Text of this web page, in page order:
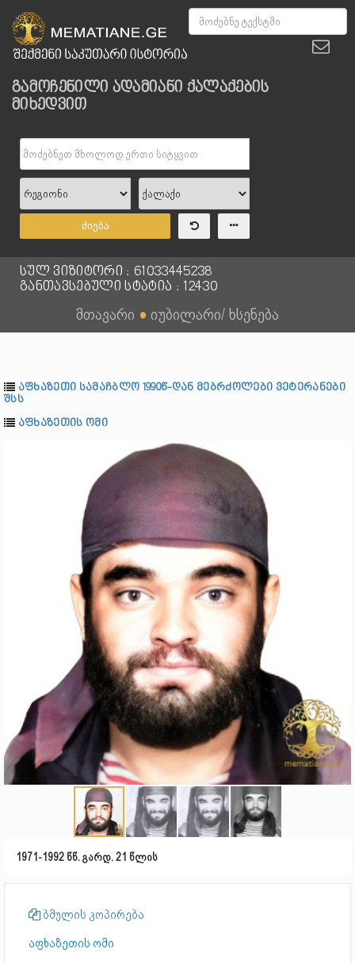
გამოჩენილი ადამიანი ქალაქების
მიხედვით
ძიება
სულ ვიზიტორი : 61033445238
განთავსებული სტატია : 12430
მთავარი ● იუბილარი/ ხსენება
აფხაზეთი სამაჩბლო 1990წ-დან მებრძოლები ვეტერანები
შსს
აფხაზეთის ომი
1971-1992 წწ. გარდ. 21 წლის
ბმულის კოპირება
აფხაზეთის ომი